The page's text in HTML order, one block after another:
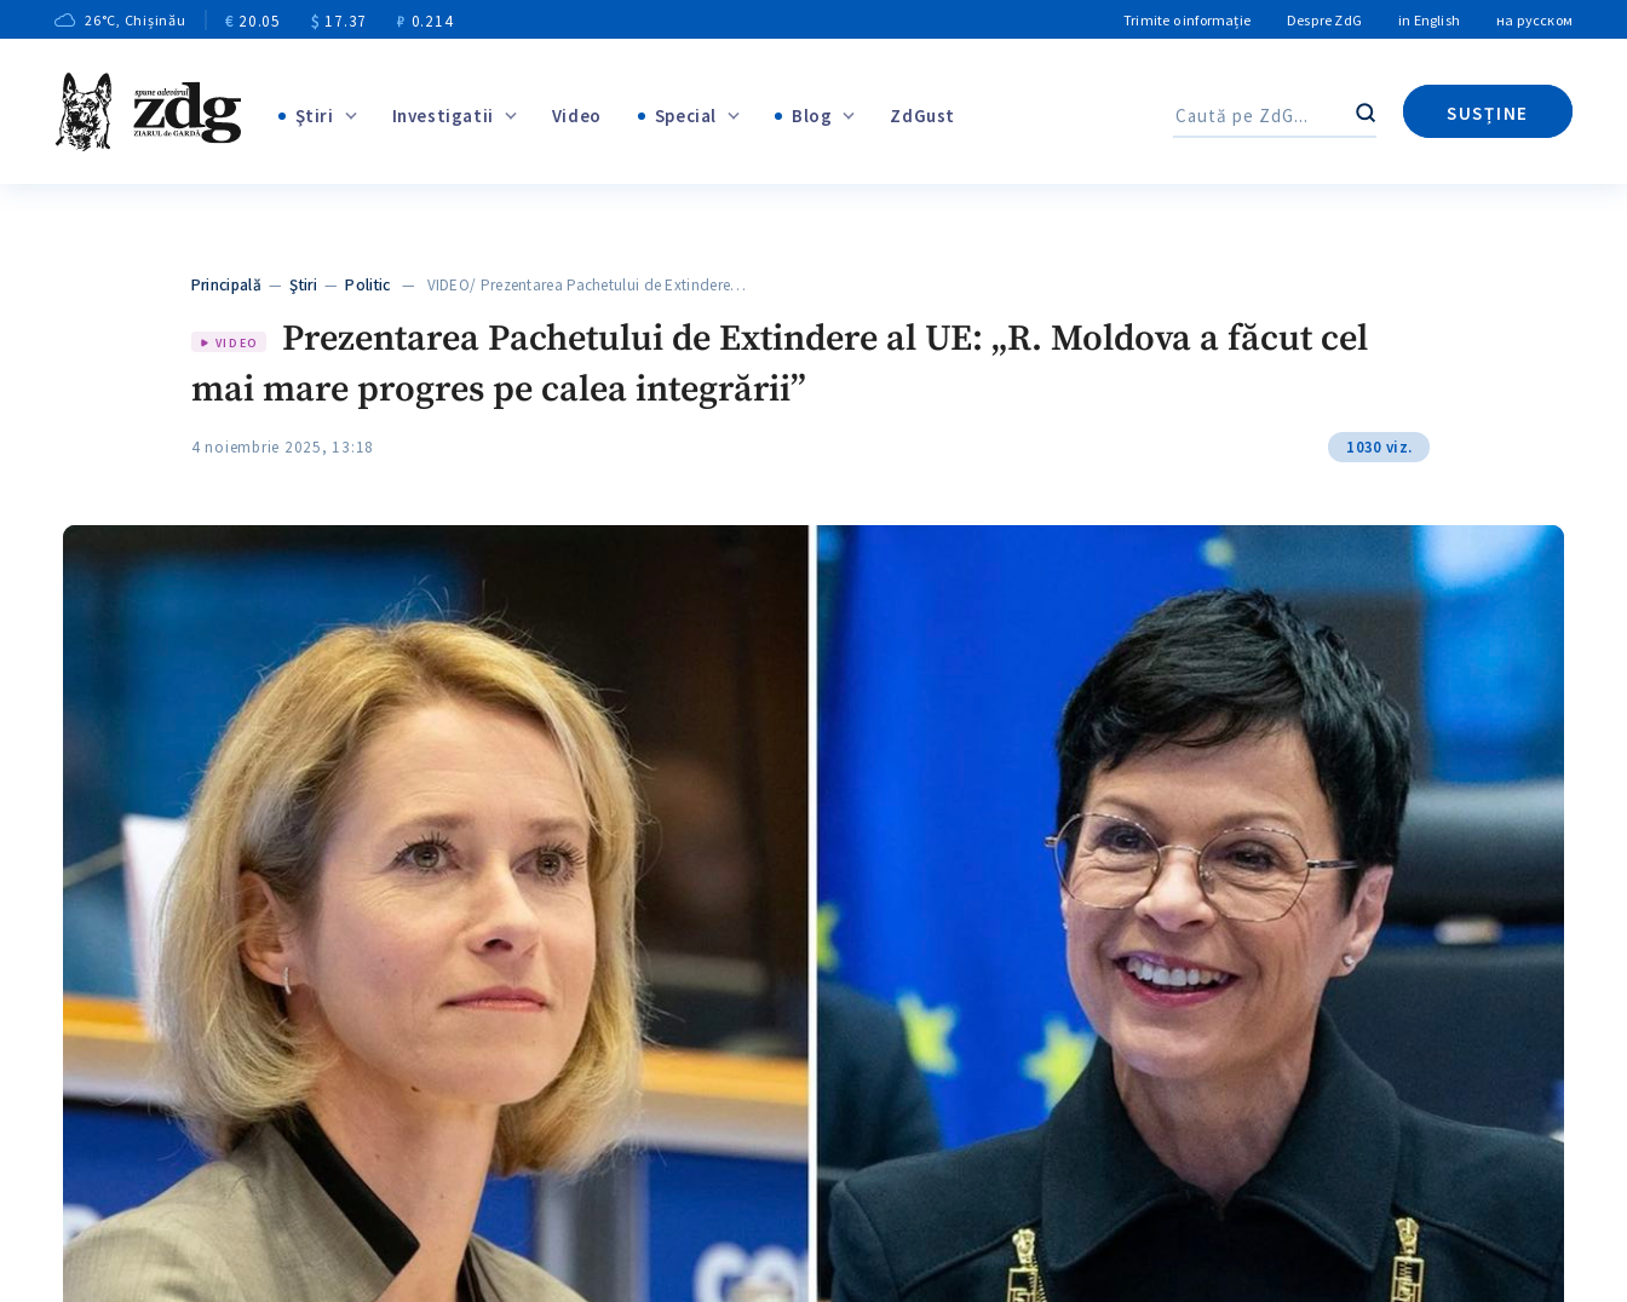
26°C, Chișinău € 20.05 $ 17.37 ₽ 0.214 Trimite o informație Despre ZdG in English на русском
Ştiri Investigatii Video Special Blog ZdGust Caută
SUSȚINE
Caută
Principală —Ştiri —Politic — VIDEO/ Prezentarea Pachetului de Extindere…
VIDEO
Prezentarea Pachetului de Extindere al UE: „R. Moldova a făcut cel
mai mare progres pe calea integrării”
4 noiembrie 2025, 13:18 1030 viz.